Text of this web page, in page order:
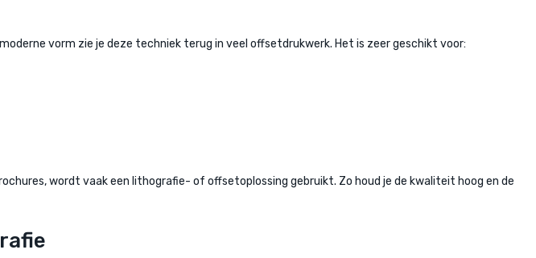
vorm zie je deze techniek terug in veel offsetdrukwerk. Het is zeer geschikt voor:
wordt vaak een lithografie- of offsetoplossing gebruikt. Zo houd je de kwaliteit hoog en de